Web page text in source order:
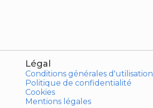
Légal
Conditions générales d'utilisation
Politique de confidentialité
Cookies
Mentions légales